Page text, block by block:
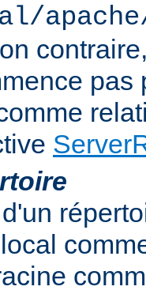
pas